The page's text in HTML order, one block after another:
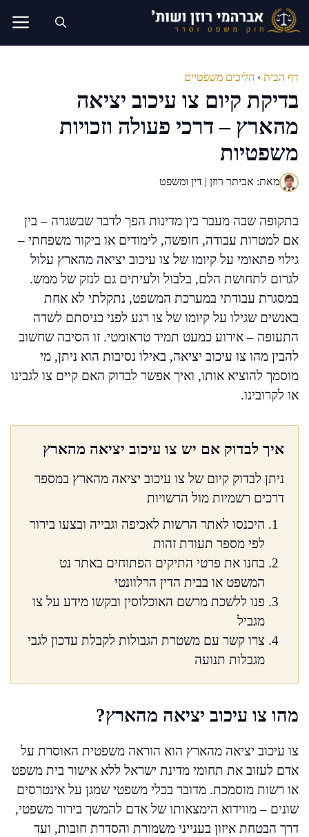
לדלג
לתוכן
דף הבית › הליכים משפטיים
בדיקת קיום צו עיכוב יציאה
מהארץ – דרכי פעולה וזכויות
משפטיות
מאת: אביתר רוזן | דין ומשפט
בתקופה שבה מעבר בין מדינות הפך לדבר שבשגרה – בין
אם למטרות עבודה, חופשה, לימודים או ביקור משפחתי –
גילוי פתאומי על קיומו של צו עיכוב יציאה מהארץ עלול
לגרום לתחושת הלם, בלבול ולעיתים גם לנזק של ממש.
במסגרת עבודתי במערכת המשפט, נתקלתי לא אחת
באנשים שגילו על קיומו של צו רגע לפני כניסתם לשדה
התעופה – אירוע כמעט תמיד טראומטי. זו הסיבה שחשוב
להבין מהו צו עיכוב יציאה, באילו נסיבות הוא ניתן, מי
מוסמך להוציא אותו, ואיך אפשר לבדוק האם קיים צו לגבינו
או לקרובינו.
איך לבדוק אם יש צו עיכוב יציאה מהארץ
ניתן לבדוק קיום של צו עיכוב יציאה מהארץ במספר
דרכים רשמיות מול הרשויות
היכנסו לאתר הרשות לאכיפה וגבייה ובצעו בירור
לפי מספר תעודת זהות
בחנו את פרטי התיקים הפתוחים באתר נט
המשפט או בבית הדין הרלוונטי
פנו ללשכת מרשם האוכלוסין ובקשו מידע על צו
מגביל
צרו קשר עם משטרת הגבולות לקבלת עדכון לגבי
מגבלות תנועה
מהו צו עיכוב יציאה מהארץ?
צו עיכוב יציאה מהארץ הוא הוראה משפטית האוסרת על
אדם לעזוב את תחומי מדינת ישראל ללא אישור בית משפט
או רשות מוסמכת. מדובר בכלי משפטי שמגן על אינטרסים
שונים – מווידוא הימצאותו של אדם להמשך בירור משפטי,
דרך הבטחת איזון בענייני משמורת והסדרת חובות, ועד